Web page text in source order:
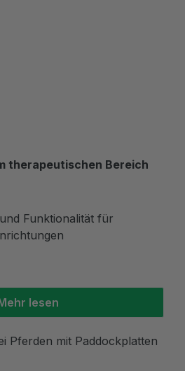
therapeutischen Bereich
Funktionalität für
lesen